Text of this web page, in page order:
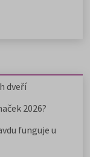
dveří
2026?
funguje u